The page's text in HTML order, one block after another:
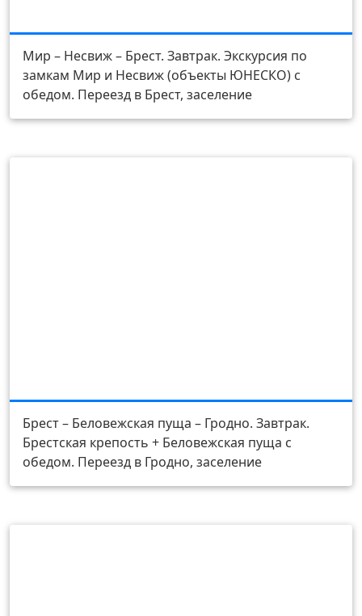
Мир – Несвиж – Брест. Завтрак. Экскурсия по
замкам Мир и Несвиж (объекты ЮНЕСКО) с
обедом. Переезд в Брест, заселение
Брест – Беловежская пуща – Гродно. Завтрак.
Брестская крепость + Беловежская пуща с
обедом. Переезд в Гродно, заселение